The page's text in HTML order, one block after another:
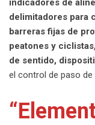
indicadores de
delimitadores para
barreras fijas de
peatones y
de sentido,
el control de paso